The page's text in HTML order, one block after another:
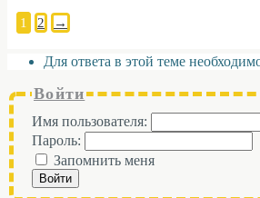
1 2 →
Для ответа в этой теме
Войти
Имя пользователя:
Пароль:
Запомнить меня
Войти